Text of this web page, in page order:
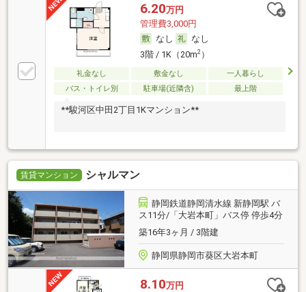
6.20万円
管理費3,000円
なし
なし
3階 / 1K（20m2）
礼金なし 敷金なし
一人暮らし
バス・トイレ別
駐車場(近隣含) 最上階
**駿河区中田2丁目1Kマンション**
賃貸マンション シャルマン
静岡鉄道静岡清水線 新静岡駅 バ
ス11分/「大岩本町」バス停 停歩4分
築16年3ヶ月 / 3階建
静岡県静岡市葵区大岩本町
8.10万円